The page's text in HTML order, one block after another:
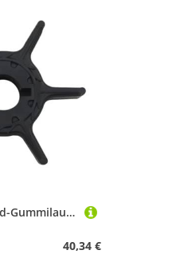
HLTesy Außenbord-Gummilaufrad 6/8/9,9 PS for 68T-44352-00-00 68T-44352-01
40,34 €